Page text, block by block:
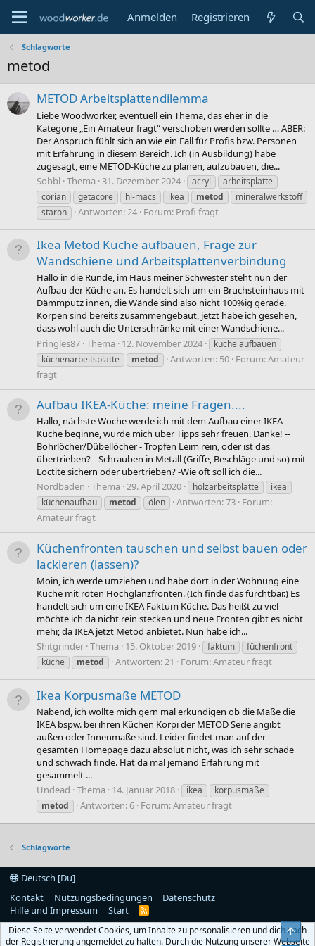
Anmelden Registrieren
Schlagworte
metod
METOD Arbeitsplattendilemma
Liebe Woodworker, eventuell ein Thema, das eher in die
Kategorie „Ein Amateur fragt“ verschoben werden sollte … ABER:
Der Anspruch fühlt sich an wie ein Fall für Profis bzw. Personen
mit Erfahrung in diesem Bereich. Ich (in Ausbildung) habe
zugesagt, eine METOD-Küche zu planen, aufzubauen, die...
Sobbl Thema 31. Dezember 2024 acryl
arbeitsplatte
corian
getacore hi-macs ikea metod
mineralwerkstoff
staron
Antworten: 24 Forum: Profi fragt
Ikea Metod Küche aufbauen, Frage zur
Wandschiene und Arbeitsplattenverbindung
Hallo in die Runde, im Haus meiner Schwester steht nun der
Aufbau der Küche an. Es handelt sich um ein Bruchsteinhaus mit
Dämmputz innen, die Wände sind also nicht 100%ig gerade.
Korpen sind bereits zusammengebaut, jetzt habe ich gesehen,
dass wohl auch die Unterschränke mit einer Wandschiene...
Pringles87 Thema 12. November 2024
küche aufbauen
küchenarbeitsplatte
metod Antworten: 50 Forum:Amateur
fragt
Aufbau IKEA-Küche: meine Fragen....
Hallo, nächste Woche werde ich mit dem Aufbau einer IKEA-
Küche beginne, würde mich über Tipps sehr freuen. Danke! --
Bohrlöcher/Dübellöcher - Tropfen Leim rein, oder ist das
übertrieben? --Schrauben in Metall (Griffe, Beschläge und so) mit
Loctite sichern oder übertrieben? -Wie oft soll ich die...
Nordbaden Thema 29. April 2020 holzarbeitsplatte
ikea
küchenaufbau
metod ölen Antworten: 73 Forum:
Amateur fragt
Küchenfronten tauschen und selbst bauen oder
lackieren (lassen)?
Moin, ich werde umziehen und habe dort in der Wohnung eine
Küche mit roten Hochglanzfronten. (Ich finde das furchtbar.) Es
handelt sich um eine IKEA Faktum Küche. Das heißt zu viel
möchte ich da nicht rein stecken und neue Fronten gibt es nicht
mehr, da IKEA jetzt Metod anbietet. Nun habe ich...
Shitgrinder Thema 15. Oktober 2019 faktum
füchenfront
küche
metod Antworten: 21 Forum:Amateur fragt
Ikea Korpusmaße METOD
Nabend, ich wollte mich gern mal erkundigen ob die Maße die
IKEA bspw. bei ihren Küchen Korpi der METOD Serie angibt
außen oder Innenmaße sind. Leider findet man auf der
gesamten Homepage dazu absolut nicht, was ich sehr schade
und schwach finde. Hat da mal jemand Erfahrung mit
gesammelt ...
Undead Thema 14. Januar 2018 ikea
korpusmaße
metod
Antworten: 6 Forum:Amateur fragt
Schlagworte
Deutsch [Du]
Kontakt
Nutzungsbedingungen
Datenschutz
Hilfe und Impressum
Start
R
S
Diese Seite verwendet Cookies, um Inhalte zu personalisieren und dich nach
der Registrierung angemeldet zu halten. Durch die Nutzung unserer Webseite